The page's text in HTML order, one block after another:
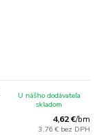
4,62 €/bm
3,76 € bez DPH
U nášho dodávateľa
skladom